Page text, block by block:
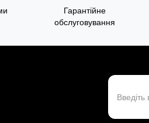
Гарантійне
обслуговування